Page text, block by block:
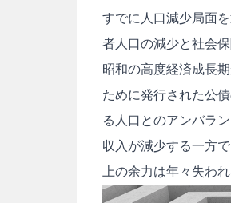
すでに人口減少局面
者人口の減少と社会
昭和の高度経済成長
ために発行された公
る人口とのアンバラ
収入が減少する一方
上の余力は年々失わ